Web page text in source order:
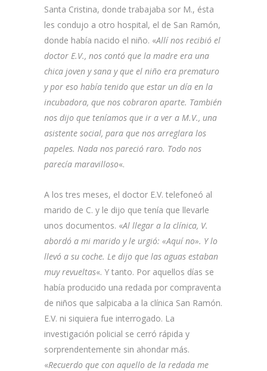
Santa Cristina, donde trabajaba sor M., ésta
les condujo a otro hospital, el de San Ramón,
donde había nacido el niño. «Allí nos recibió el
doctor E.V., nos contó que la madre era una
chica joven y sana y que el niño era prematuro
y por eso había tenido que estar un día en la
incubadora, que nos cobraron aparte. También
nos dijo que teníamos que ir a ver a M.V., una
asistente social, para que nos arreglara los
papeles. Nada nos pareció raro. Todo nos
parecía maravilloso«.
A los tres meses, el doctor E.V. telefoneó al
marido de C. y le dijo que tenía que llevarle
unos documentos. «Al llegar a la clínica, V.
abordó a mi marido y le urgió: «Aquí no». Y lo
llevó a su coche. Le dijo que las aguas estaban
muy revueltas«. Y tanto. Por aquellos días se
había producido una redada por compraventa
de niños que salpicaba a la clínica San Ramón.
E.V. ni siquiera fue interrogado. La
investigación policial se cerró rápida y
sorprendentemente sin ahondar más.
«Recuerdo que con aquello de la redada me